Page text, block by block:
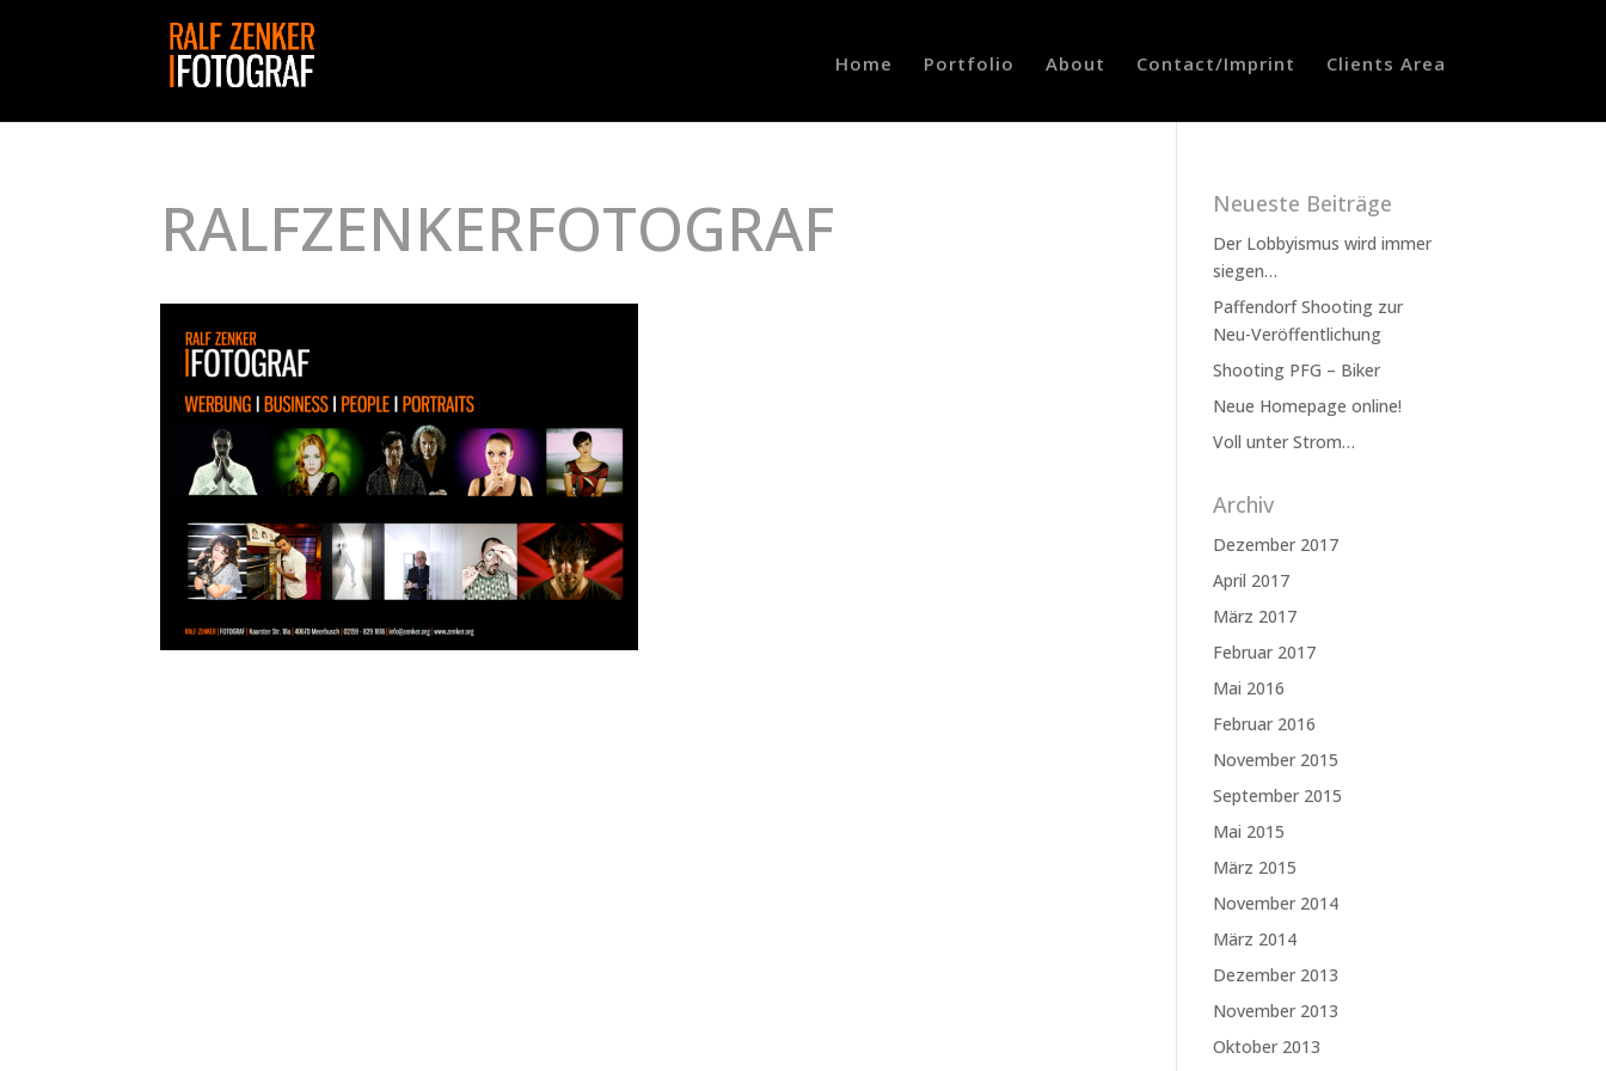
Home Portfolio About Contact/Imprint Clients Area
RALFZENKERFOTOGRAF Neueste Beiträge
Der Lobbyismus wird immer
siegen…
Paffendorf Shooting zur
Neu-Veröffentlichung
Shooting PFG – Biker
Neue Homepage online!
Voll unter Strom…
Archiv
Dezember 2017
April 2017
März 2017
Februar 2017
Mai 2016
Februar 2016
November 2015
September 2015
Mai 2015
März 2015
November 2014
März 2014
Dezember 2013
November 2013
Oktober 2013